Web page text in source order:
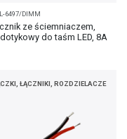
6497/DIMM
ze ściemniaczem,
do taśm LED, 8A
ŁĄCZNIKI, ROZDZIELACZE